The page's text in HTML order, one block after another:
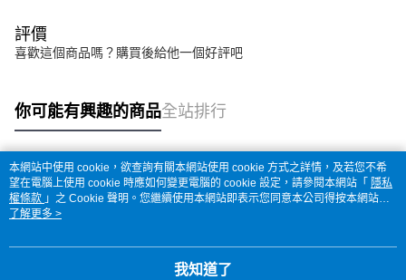
評價
喜歡這個商品嗎？購買後給他一個好評吧
你可能有興趣的商品全站排行
熱門標籤
本網站中使用 cookie，欲查詢有關本網站使用 cookie 方式之詳情，及若您不希
望在電腦上使用 cookie 時應如何變更電腦的 cookie 設定，請參閱本網站「 隱私
權條款 」之 Cookie 聲明。您繼續使用本網站即表示您同意本公司得按本網站使
用條款之 Cookie 聲明使用 cookie。
了解更多 >
我知道了